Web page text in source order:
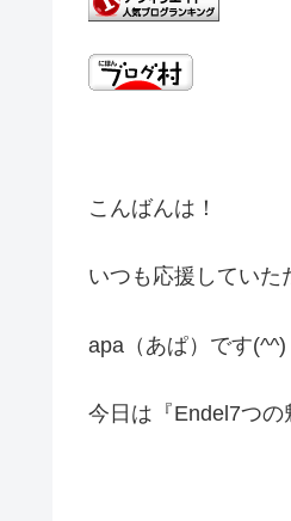
こんばんは！
いつも応援していた
apa（あぱ）です(^^)
今日は『Endel7つの